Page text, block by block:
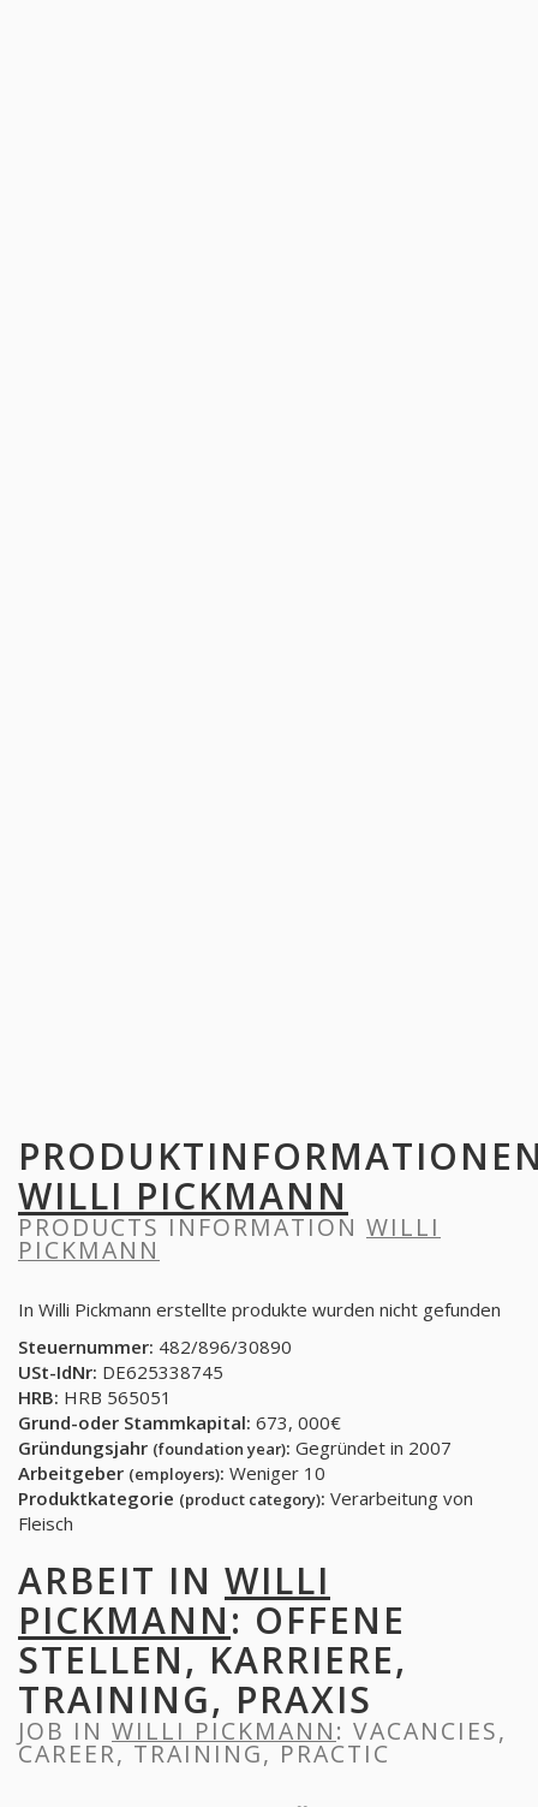
WILLI PICKMANN
PRODUCTS INFORMATION WILLI
PICKMANN
In Willi Pickmann erstellte produkte wurden nicht gefunden
Steuernummer: 482/896/30890
USt-IdNr: DE625338745
HRB: HRB 565051
Grund-oder Stammkapital: 673, 000€
Gründungsjahr (foundation year): Gegründet in 2007
Arbeitgeber (employers): Weniger 10
Produktkategorie (product category): Verarbeitung von
Fleisch
ARBEIT IN WILLI
PICKMANN: OFFENE
STELLEN, KARRIERE,
TRAINING, PRAXIS
JOB IN WILLI PICKMANN: VACANCIES,
CAREER, TRAINING, PRACTIC